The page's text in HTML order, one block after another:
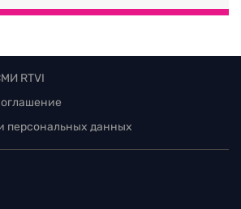
RTVI
персональных данных